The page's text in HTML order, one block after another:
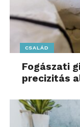
CSALÁD
Fogászati
precizitás